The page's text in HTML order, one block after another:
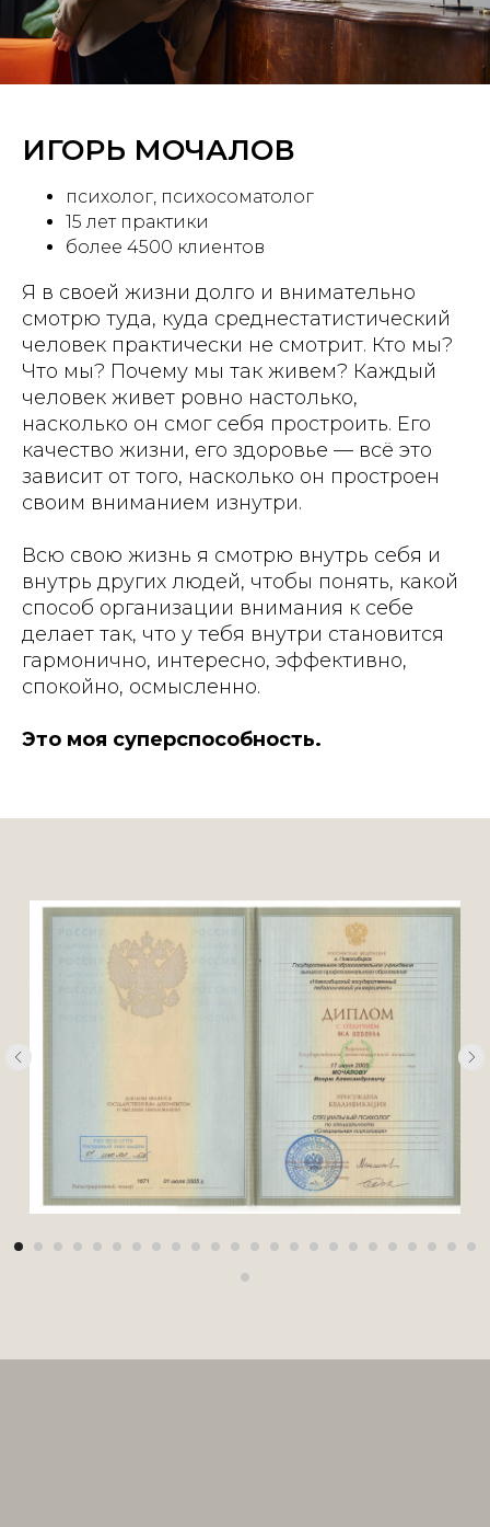
ИГОРЬ МОЧАЛОВ
психолог, психосоматолог
15 лет практики
более 4500 клиентов
Я в своей жизни долго и внимательно
смотрю туда, куда среднестатистический
человек практически не смотрит. Кто мы?
Что мы? Почему мы так живем? Каждый
человек живет ровно настолько,
насколько он смог себя простроить. Его
качество жизни, его здоровье — всё это
зависит от того, насколько он простроен
своим вниманием изнутри.
Всю свою жизнь я смотрю внутрь себя и
внутрь других людей, чтобы понять, какой
способ организации внимания к себе
делает так, что у тебя внутри становится
гармонично, интересно, эффективно,
спокойно, осмысленно.
Это моя суперспособность.